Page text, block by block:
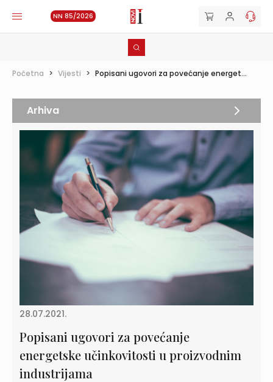
NN 85/2026
Početna > Vijesti > Popisani ugovori za povećanje energet...
28.07.2021.
Popisani ugovori za povećanje
energetske učinkovitosti u proizvodnim
industrijama
Arhiva